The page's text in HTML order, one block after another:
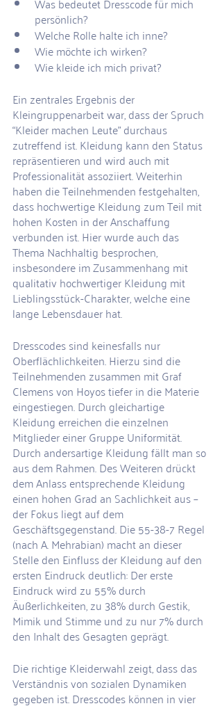
persönlich?
Welche Rolle halte ich inne?
Wie möchte ich wirken?
Wie kleide ich mich privat?
Ein zentrales Ergebnis der
Kleingruppenarbeit war, dass der Spruch
“Kleider machen Leute” durchaus
zutreffend ist. Kleidung kann den Status
repräsentieren und wird auch mit
Professionalität assoziiert. Weiterhin
haben die Teilnehmenden festgehalten,
dass hochwertige Kleidung zum Teil mit
hohen Kosten in der Anschaffung
verbunden ist. Hier wurde auch das
Thema Nachhaltig besprochen,
insbesondere im Zusammenhang mit
qualitativ hochwertiger Kleidung mit
Lieblingsstück-Charakter, welche eine
lange Lebensdauer hat.
Dresscodes sind keinesfalls nur
Oberflächlichkeiten. Hierzu sind die
Teilnehmenden zusammen mit Graf
Clemens von Hoyos tiefer in die Materie
eingestiegen. Durch gleichartige
Kleidung erreichen die einzelnen
Mitglieder einer Gruppe Uniformität.
Durch andersartige Kleidung fällt man so
aus dem Rahmen. Des Weiteren drückt
dem Anlass entsprechende Kleidung
einen hohen Grad an Sachlichkeit aus –
der Fokus liegt auf dem
Geschäftsgegenstand. Die 55-38-7 Regel
(nach A. Mehrabian) macht an dieser
Stelle den Einfluss der Kleidung auf den
ersten Eindruck deutlich: Der erste
Eindruck wird zu 55% durch
Äußerlichkeiten, zu 38% durch Gestik,
Mimik und Stimme und zu nur 7% durch
den Inhalt des Gesagten geprägt.
Die richtige Kleiderwahl zeigt, dass das
Verständnis von sozialen Dynamiken
gegeben ist. Dresscodes können in vier